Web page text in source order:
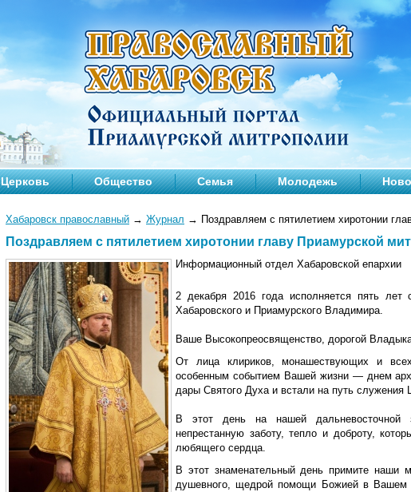
Церковь Общество Семья Молодежь
Хабаровск православный → Журнал → Поздравляем с пятилетием хиротонии
Поздравляем с пятилетием хиротонии главу Приамурской
Информационный отдел Хабаровской епархии
2 декабря 2016 года исполняется пять лет
Хабаровского и Приамурского Владимира.
Ваше Высокопреосвященство, дорогой
От лица клириков, монашествующих и
особенным событием Вашей жизни — днем
дары Святого Духа и встали на путь
В этот день на нашей дальневосточной
непрестанную заботу, тепло и доброту,
любящего сердца.
В этот знаменательный день примите наши
душевного, щедрой помощи Божией в Вашем